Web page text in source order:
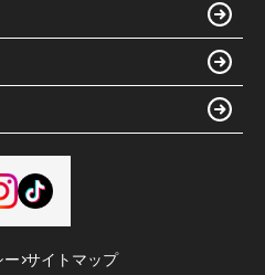
ー サイトマップ